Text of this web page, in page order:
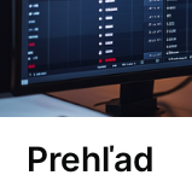
Prehľad